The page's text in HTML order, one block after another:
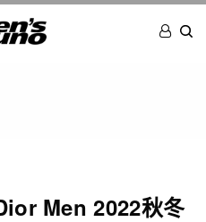
Men 2022秋冬